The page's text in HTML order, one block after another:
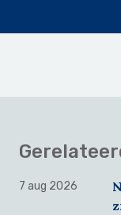
7 aug 2026